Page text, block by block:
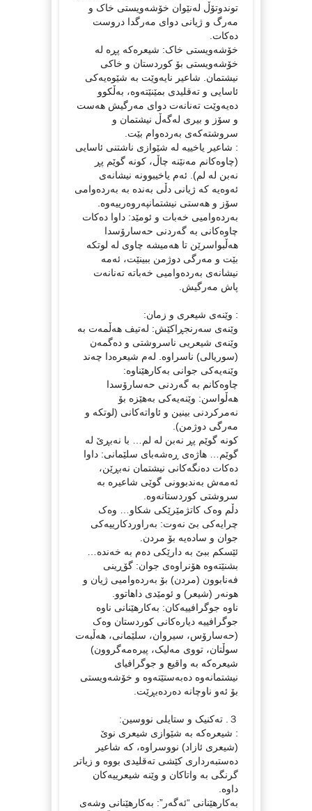
توندوتۆڵ لەنێوان خۆشەویستی خاک و
مەرگ و ژیانی دوای مەرگدا دروست
دەکات.
خۆشەویستی خاک: شیعرەکە پڕە لە
خۆشەویستی بۆ کوردستان و خاکی
نیشتمان. شاعیر نایەوێت بە شێوەیەکی
ئاسایی و تەقلیدی بمێنێتەوە، بەڵکوو
دەیەوێت تەنانەت دوای مەرگیش هەست
و سۆز و بیری لەگەڵ نیشتمان و
سروشتەکەی بەردەوام بێت.
: شاعیر یاخییە لە شێوازی ناشتنی ئاسایی
(چاوەکانم مەنێنە چاڵ، کونە گوێم پڕ
نەبن لە لم). ئەم یاخیبوونە نیشانەی
ئەوەیە کە ژیانی دڵی بەندە بە بەردەوامی
سۆز و هەستی نیشتمانپەروەرییەوە.
بەردەوامیی خەبات و ئومێد: داوا دەکات
چاوەکانی بە گەردنی حەسارۆسدا
هەڵبواسرێن تا هەمیشە چاوی لە لوتکە
بێت و مەرگی دوژمن ببینێت، ئەمە
نیشانەی بەردەوامیی خەباتە تەنانەت
پاش مەرگیش.
: وێنەی شیعری و زمان:
وێنەی سەرنجڕاکێش: لەتیف هەڵمەت بە
وێنەی شیعریی ناسروشتی و دەگمەن
(سوریالی) ناسراوە. لەم شیعرەدا چەند
وێنەیەکی جوانی بەکارهێناوە:
چاوەکانم بە گەردنی حەسارۆسدا
هەڵواسن: وێنەیەکی بەهێزە بۆ
نەمرکردنی بینین و ئاواتەکانی (لوتکە و
مەرگی دوژمن).
کونە گوێم پڕ نەبن لە لم… با نەبڕێ لە
گوێم… هاژەی ڕەشەبای سلێمانی: داوا
دەکات دەنگەکانی نیشتمان نەبڕێن،
ئەمەش بەندبوونی گوێی شاعیرە بە
سروشتی کوردستانەوە.
دڵم وەک کاتژمێرێکی شکاو… وەک
چرایەکی بێ نەوت: بەراوردکارییەکی
جوان و سادەیە بۆ مردن.
ئێسکم ببێ بە دارێکی دەم بە خەندە…
بشنێتەوە ھۆنراوەی جوان: گۆڕینی
فەنابوون (مردن) بۆ بەردەوامیی ژیان و
هونەر (شیعر) و ئومێدی داهاتوو.
ناوە جوگرافییەکان: بەکارهێنانی ناوە
جوگرافییە دیارەکانی کوردستان وەک
(حەسارۆس، سیروان، سلێمانی، هەڵبەت
سوڵتان، تووی مەلیک، پیرەمەگروون)
شیعرەکە بە واقیع و جوگرافیای
نیشتمانەوە دەبەستێتەوە و خۆشەویستی
بۆ ئەو ناوچانە دەردەبڕێت.
３. تەکنیک و ستایلی نووسین:
: شیعرەکە بە شێوازی شیعری نوێ
(شیعری ئازاد) نووسراوە، کە شاعیر
دەستبەرداری کێشی تەقلیدی بووە و زیاتر
گرنگی بە واتاکان و وێنە شیعرییەکان
داوە.
بەکارهێنانی “ئەگەر”: بەکارهێنانی وشەی